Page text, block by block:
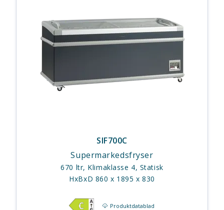
SIF700C
Supermarkedsfryser
670 ltr, Klimaklasse 4, Statisk
HxBxD 860 x 1895 x 830
Produktdatablad